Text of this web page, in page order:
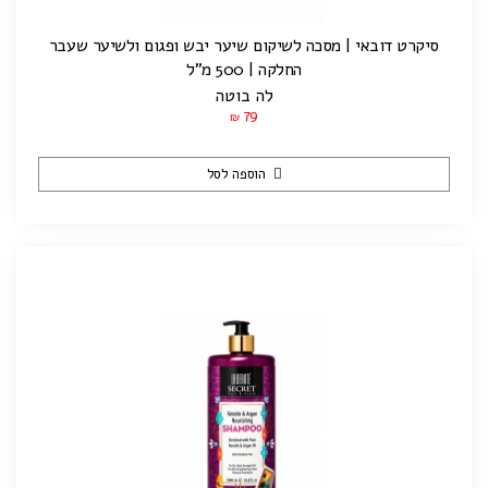
סיקרט דובאי | מסכה לשיקום שיער יבש ופגום ולשיער שעבר
החלקה | 500 מ"ל
לה בוטה
₪ 79
הוספה לסל